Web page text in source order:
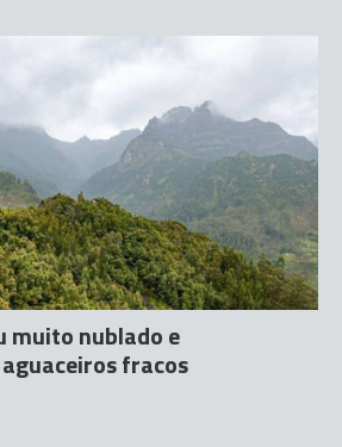
muito nublado e
fracos